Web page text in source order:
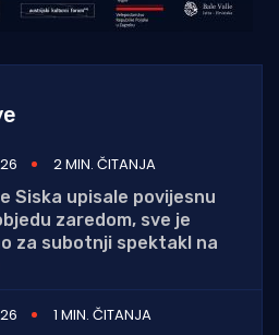
2 MIN. ČITANJA
Siska upisale povijesnu
zaredom, sve je
za subotnji spektakl na
1 MIN. ČITANJA